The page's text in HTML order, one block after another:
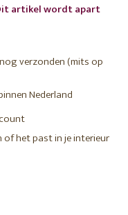
artikel wordt apart
verzonden (mits op
Nederland
of het past in je interieur